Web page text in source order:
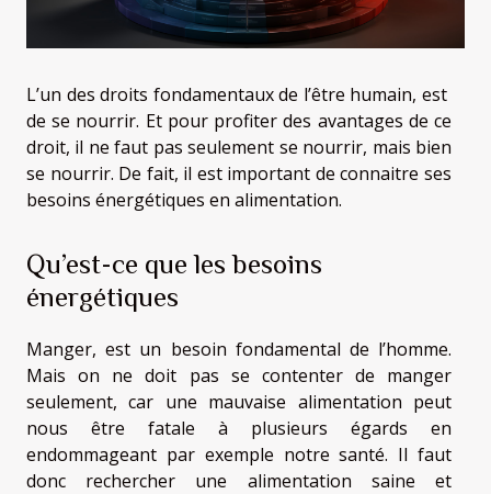
L’un des droits fondamentaux de l’être humain, est
de se nourrir. Et pour profiter des avantages de ce
droit, il ne faut pas seulement se nourrir, mais bien
se nourrir. De fait, il est important de connaitre ses
besoins énergétiques en alimentation.
Qu’est-ce que les besoins
énergétiques
Manger, est un besoin fondamental de l’homme.
Mais on ne doit pas se contenter de manger
seulement, car une mauvaise alimentation peut
nous être fatale à plusieurs égards en
endommageant par exemple notre santé. Il faut
donc rechercher une alimentation saine et